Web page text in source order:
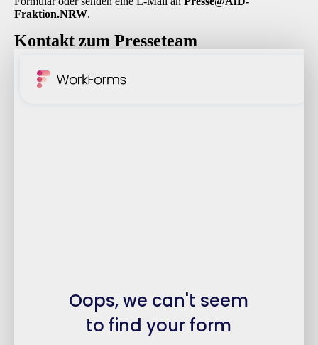
Fraktion.NRW.
Kontakt zum Presseteam